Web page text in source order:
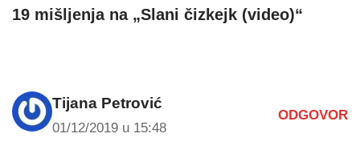
19 mišljenja na „Slani čizkejk (video)“
Tijana Petrović
01/12/2019 u 15:48
ODGOVOR